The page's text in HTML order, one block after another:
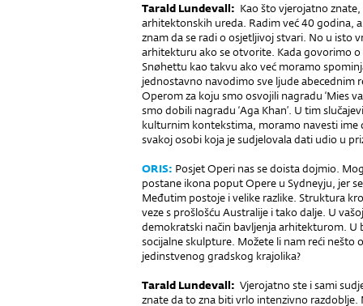
Tarald Lundevall: Kao što vje­rojatno
arhitektonskih ureda. Radim već 40 godina,
znam da se radi o osjetljivoj stvari. No u isto
arhi­tekturu ako se otvorite. Kada govorimo
Snøhettu kao takvu ako već moramo
jed­nostavno navodimo sve ljude abecednim
Operom za koju smo osvojili nagradu ‘Mies
smo dobili nagradu ‘Aga Khan’. U tim
kulturnim kontekstima, moramo navesti
svakoj osobi koja je sudjelovala dati udio u
ORIS: Posjet Operi nas se doista dojmio.
postane ikona poput Opere u Sydneyju, jer
Međutim postoje i velike razlike. Struktura
veze s prošlošću Australije i tako dalje. U
demokratski način bavljenja arhitekturom.
socijalne skulpture. Možete li nam reći
jedinstvenog grads­kog krajolika?
Tarald Lundevall: Vjerojatno ste i sami
znate da to zna biti vrlo intenzivno